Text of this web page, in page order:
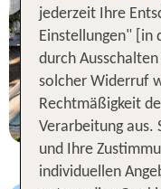
jederzeit Ihre
Einstellungen" [in
durch
solcher Widerruf
Rechtmäßigkeit
Verarbeitung aus.
und Ihre
individuellen